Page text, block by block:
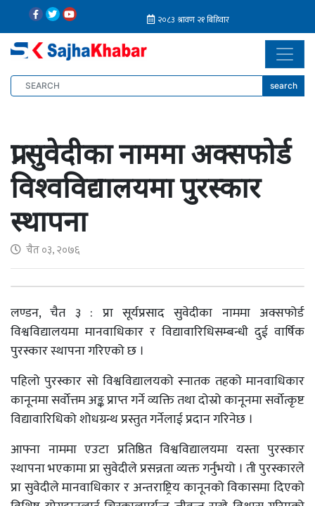
search
प्रा सुवेदीका नाममा अक्सफोर्ड
विश्वविद्यालयमा पुरस्कार
स्थापना
चैत ०३, २०७६
लण्डन, चैत ३ : प्रा सूर्यप्रसाद सुवेदीका नाममा अक्सफोर्ड
विश्वविद्यालयमा मानवाधिकार र विद्यावारिधिसम्बन्धी दुई वार्षिक
पुरस्कार स्थापना गरिएको छ ।
पहिलो पुरस्कार सो विश्वविद्यालयको स्नातक तहको मानवाधिकार
कानूनमा सर्वोत्तम अङ्क प्राप्त गर्ने व्यक्ति तथा दोस्रो कानूनमा सर्वोत्कृष्ट
विद्यावारिधिको शोधग्रन्थ प्रस्तुत गर्नेलाई प्रदान गरिनेछ ।
आफ्ना नाममा एउटा प्रतिष्ठित विश्वविद्यालयमा यस्ता पुरस्कार
स्थापना भएकामा प्रा सुवेदीले प्रसन्नता व्यक्त गर्नुभयो । ती पुरस्कारले
प्रा सुवेदीले मानवाधिकार र अन्तराष्ट्रिय कानूनको विकासमा दिएको